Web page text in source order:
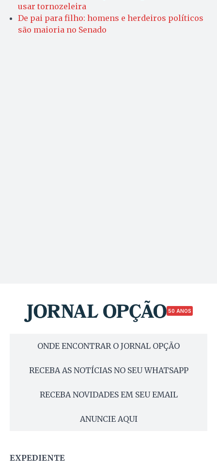
usar tornozeleira
De pai para filho: homens e herdeiros políticos
são maioria no Senado
50 ANOS
ONDE ENCONTRAR O JORNAL OPÇÃO
RECEBA AS NOTÍCIAS NO SEU WHATSAPP
RECEBA NOVIDADES EM SEU EMAIL
ANUNCIE AQUI
EXPEDIENTE